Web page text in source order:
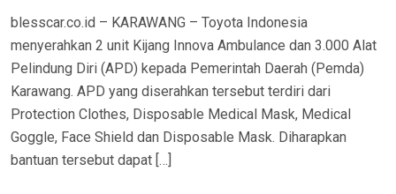
blesscar.co.id – KARAWANG – Toyota Indonesia
menyerahkan 2 unit Kijang Innova Ambulance dan 3.000 Alat
Pelindung Diri (APD) kepada Pemerintah Daerah (Pemda)
Karawang. APD yang diserahkan tersebut terdiri dari
Protection Clothes, Disposable Medical Mask, Medical
Goggle, Face Shield dan Disposable Mask. Diharapkan
bantuan tersebut dapat […]